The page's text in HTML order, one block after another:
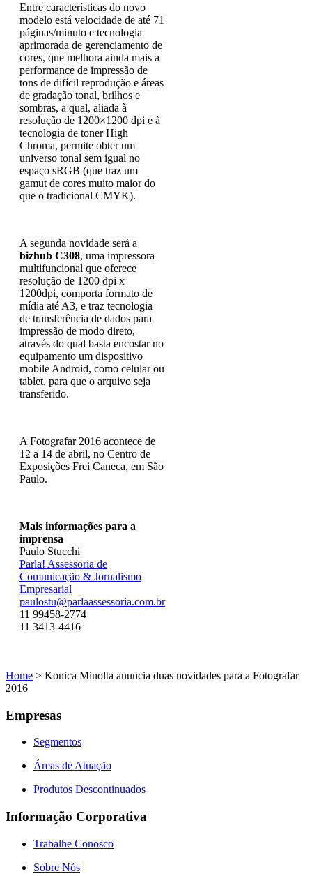
Entre características do novo
modelo está velocidade de até 71
páginas/minuto e tecnologia
aprimorada de gerenciamento de
cores, que melhora ainda mais a
performance de impressão de
tons de difícil reprodução e áreas
de gradação tonal, brilhos e
sombras, a qual, aliada à
resolução de 1200×1200 dpi e à
tecnologia de toner High
Chroma, permite obter um
universo tonal sem igual no
espaço sRGB (que traz um
gamut de cores muito maior do
que o tradicional CMYK).
A segunda novidade será a
bizhub C308, uma impressora
multifuncional que oferece
resolução de 1200 dpi x
1200dpi, comporta formato de
mídia até A3, e traz tecnologia
de transferência de dados para
impressão de modo direto,
através do qual basta encostar no
equipamento um dispositivo
mobile Android, como celular ou
tablet, para que o arquivo seja
transferido.
A Fotografar 2016 acontece de
12 a 14 de abril, no Centro de
Exposições Frei Caneca, em São
Paulo.
Mais informações para a
imprensa
Paulo Stucchi
Parla! Assessoria de
Comunicação & Jornalismo
Empresarial
paulostu@parlaassessoria.com.br
11 99458-2774
11 3413-4416
Home > Konica Minolta anuncia duas novidades para a Fotografar
2016
Empresas
Segmentos
Áreas de Atuação
Produtos Descontinuados
Informação Corporativa
Trabalhe Conosco
Sobre Nós